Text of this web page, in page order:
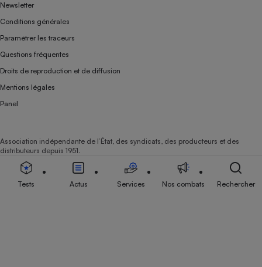
Newsletter
Conditions générales
Paramétrer les traceurs
Questions fréquentes
Droits de reproduction et de diffusion
Mentions légales
Panel
Association indépendante de l’État, des syndicats, des producteurs et des
distributeurs depuis 1951.
Tests Actus Services Nos combats Rechercher